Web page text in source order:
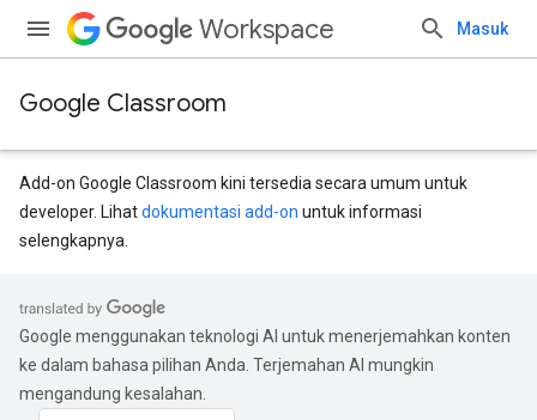
Workspace Masuk
Google Classroom
Add-on Google Classroom kini tersedia secara umum untuk
developer. Lihatdokumentasi add-on untuk informasi
selengkapnya.
Google menggunakan teknologi AI untuk menerjemahkan konten
ke dalam bahasa pilihan Anda. Terjemahan AI mungkin
mengandung kesalahan.